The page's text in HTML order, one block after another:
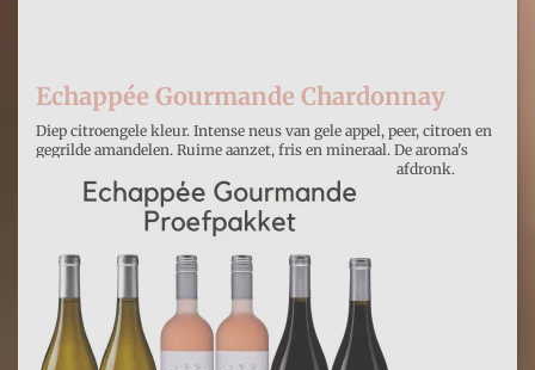
Echappée Gourmande Chardonnay
Diep citroengele kleur. Intense neus van gele appel, peer, citroen en
gegrilde amandelen. Ruime aanzet, fris en mineraal. De aroma's
volgen de logica van het parfum. Ruim en vet, goede afdronk.
€ 10,00
